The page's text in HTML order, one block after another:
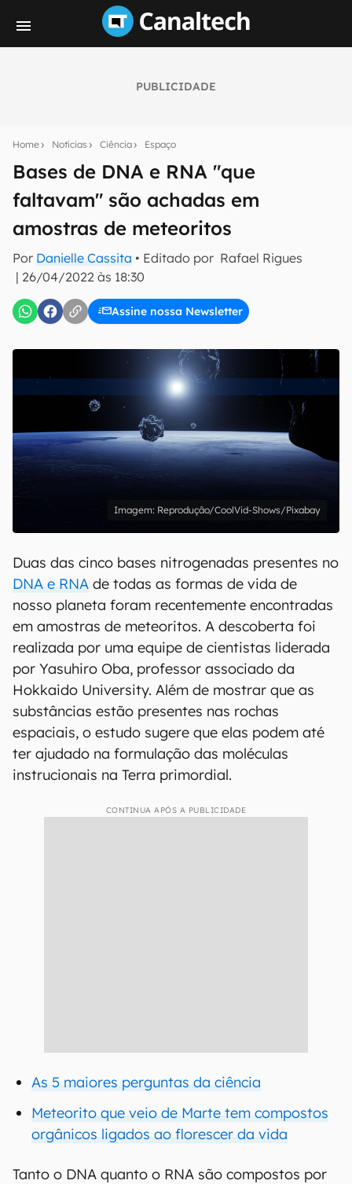
PUBLICIDADE
Home Notícias Ciência Espaço
Bases de DNA e RNA "que
faltavam" são achadas em
amostras de meteoritos
Por Danielle Cassita • Editado por Rafael Rigues
| 26/04/2022 às 18:30
Assine nossa Newsletter
notícias e reviews sobre tecnologia em primeira
E-mail
inscreva-se
Confirmo que li, aceito e concordo com os Termos de
Uso e Política de Privacidade do Canaltech.
Reprodução/CoolVid-Shows/Pixabay
Duas das cinco bases nitrogenadas presentes no
DNA e RNA de todas as formas de vida de
nosso planeta foram recentemente encontradas
em amostras de meteoritos. A descoberta foi
realizada por uma equipe de cientistas liderada
por Yasuhiro Oba, professor associado da
Hokkaido University. Além de mostrar que as
substâncias estão presentes nas rochas
espaciais, o estudo sugere que elas podem até
ter ajudado na formulação das moléculas
instrucionais na Terra primordial.
CONTINUA APÓS A PUBLICIDADE
As 5 maiores perguntas da ciência
Meteorito que veio de Marte tem compostos
orgânicos ligados ao florescer da vida
Tanto o DNA quanto o RNA são compostos por